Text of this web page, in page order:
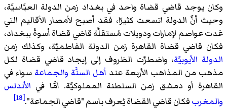
وكان يوجد قاضي قضاة واحد في بغداد زمن الدولة العبَّاسيَّة،
وحيث أنَّ الدولة اتسعت كثيرًا، فقد أصبح لأمصار الأقاليم التي
غدت عواصم لإمارات ودويلات مُستقلَّة قاضي قضاة أسوةً ببغداد،
فكان قاضي قضاة القاهرة زمن الدولة الفاطميَّة، وكذلك زمن
الدولة الأيوبيَّة، واضطرَّت الظروف إلى إيجاد قاضي قضاة لكل
مذهب من المذاهب الأربعة عند أهل السنَّة والجماعة سواء في
القاهرة أو دمشق زمن السلطنة المملوكيَّة. أمَّا في الأندلس
والمغربفكان قاضي القضاة يُعرف باسم "قاضي الجماعة".[18]